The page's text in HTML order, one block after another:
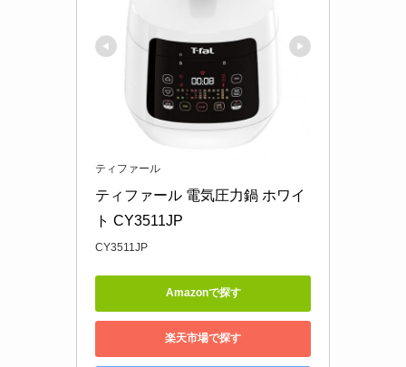
ティファール
ティファール 電気圧力鍋 ホワイ
ト CY3511JP
CY3511JP
Amazonで探す
楽天市場で探す